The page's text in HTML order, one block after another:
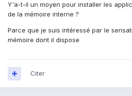
Y'a-t-il un moyen pour installer les
de la mémoire interne ?
Parce que je suis intéressé par le
mémoire dont il dispose
Citer